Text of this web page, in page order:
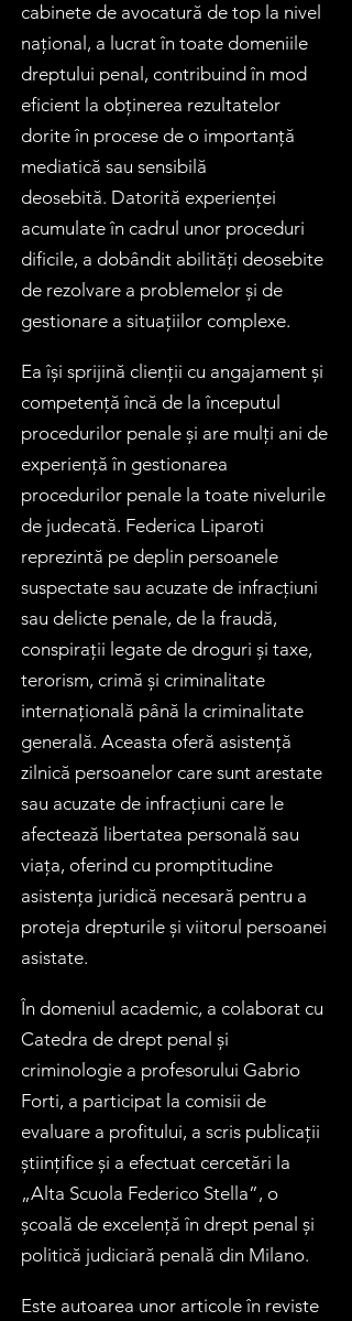
cabinete de avocatură de top la nivel
național, a lucrat în toate domeniile
dreptului penal, contribuind în mod
eficient la obținerea rezultatelor
dorite în procese de o importanță
mediatică sau sensibilă
deosebită. Datorită experienței
acumulate în cadrul unor proceduri
dificile, a dobândit abilități deosebite
de rezolvare a problemelor și de
gestionare a situațiilor complexe.
Ea își sprijină clienții cu angajament și
competență încă de la începutul
procedurilor penale și are mulți ani de
experiență în gestionarea
procedurilor penale la toate nivelurile
de judecată. Federica Liparoti
reprezintă pe deplin persoanele
suspectate sau acuzate de infracțiuni
sau delicte penale, de la fraudă,
conspirații legate de droguri și taxe,
terorism, crimă și criminalitate
internațională până la criminalitate
generală. Aceasta oferă asistență
zilnică persoanelor care sunt arestate
sau acuzate de infracțiuni care le
afectează libertatea personală sau
viața, oferind cu promptitudine
asistența juridică necesară pentru a
proteja drepturile și viitorul persoanei
asistate.
În domeniul academic, a colaborat cu
Catedra de drept penal și
criminologie a profesorului Gabrio
Forti, a participat la comisii de
evaluare a profitului, a scris publicații
științifice și a efectuat cercetări la
„Alta Scuola Federico Stella”, o
școală de excelență în drept penal și
politică judiciară penală din Milano.
Este autoarea unor articole în reviste